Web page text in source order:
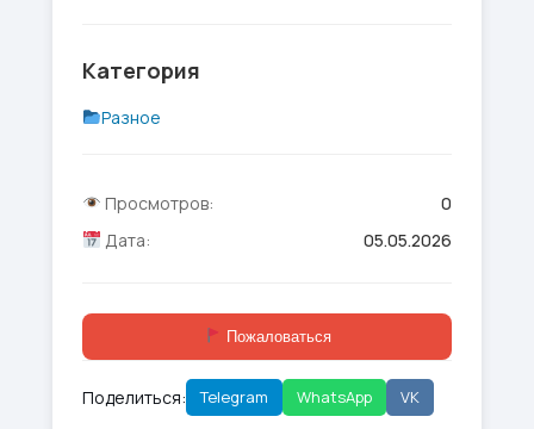
Категория
Разное
Просмотров:
0
Дата:
05.05.2026
Пожаловаться
Поделиться: Telegram WhatsApp VK